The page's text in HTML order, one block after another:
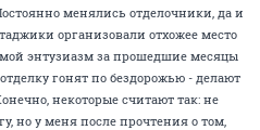
менялись отделочники, да и
организовали отхожее место
мой энтузиазм за прошедшие месяцы
гонят по бездорожью - делают
некоторые считают так: не
но у меня после прочтения о том,